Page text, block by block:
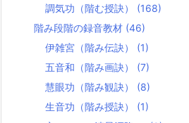
調気功（階む授訣） (168)
階み段階の録音教材 (46)
伊雑宮（階み伝訣） (1)
五音和（階み画訣） (7)
慧眼功（階み観訣） (8)
生音功（階み授訣） (1)